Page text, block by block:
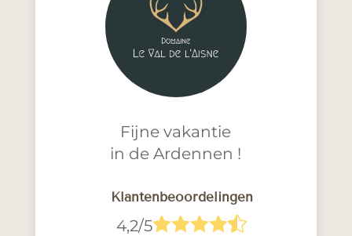
Fijne vakantie
in de Ardennen !
Klantenbeoordelingen
4,2/5